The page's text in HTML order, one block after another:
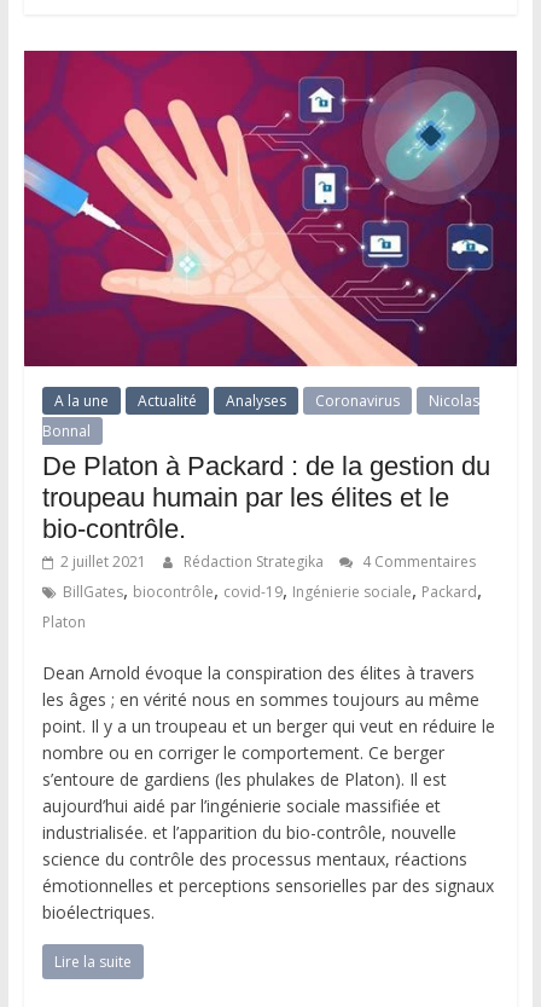
A la une Actualité Analyses Coronavirus
Nicolas
Bonnal
De Platon à Packard : de la gestion du
troupeau humain par les élites et le
bio-contrôle.
2 juillet 2021 Rédaction Strategika
4 Commentaires
BillGates, biocontrôle, covid-19, Ingénierie sociale, Packard,
Platon
Dean Arnold évoque la conspiration des élites à travers
les âges ; en vérité nous en sommes toujours au même
point. Il y a un troupeau et un berger qui veut en réduire le
nombre ou en corriger le comportement. Ce berger
s’entoure de gardiens (les phulakes de Platon). Il est
aujourd’hui aidé par l’ingénierie sociale massifiée et
industrialisée. et l’apparition du bio-contrôle, nouvelle
science du contrôle des processus mentaux, réactions
émotionnelles et perceptions sensorielles par des signaux
bioélectriques.
Lire la suite